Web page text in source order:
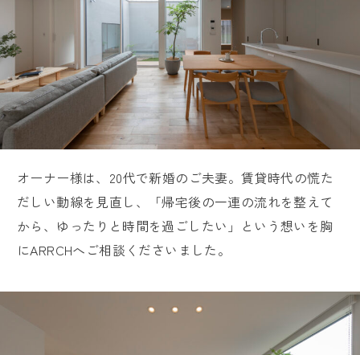
会社案内
会社概要
ARRCHの歴史
スタッフ紹介
建築家紹介
トップページ
オーナー様専用ページ
採用情報
オーナー様は、20代で新婚のご夫妻。賃貸時代の慌た
だしい動線を見直し、「帰宅後の一連の流れを整えて
から、ゆったりと時間を過ごしたい」という想いを胸
にARRCHへご相談くださいました。